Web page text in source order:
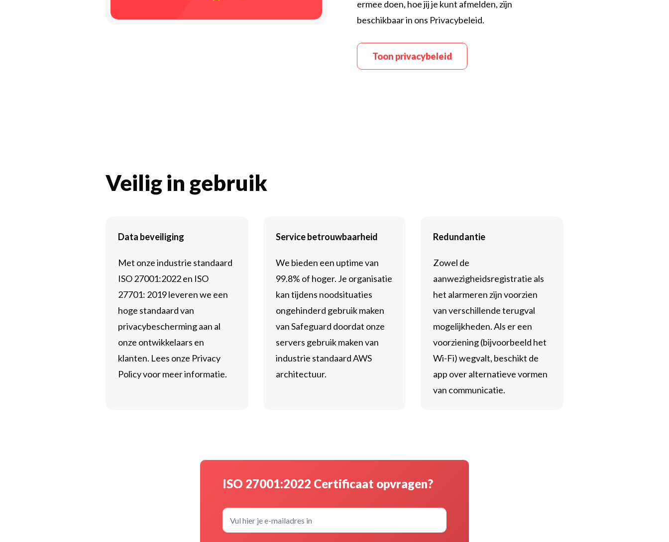
ermee doen, hoe jij je kunt afmelden, zijn
beschikbaar in ons Privacybeleid.
Toon privacybeleid
Veilig in gebruik
Data beveiliging
Met onze industrie standaard
ISO 27001:2022 en ISO
27701: 2019 leveren we een
hoge standaard van
privacybescherming aan al
onze ontwikkelaars en
klanten. Lees onze Privacy
Policy voor meer informatie.
Service betrouwbaarheid
We bieden een uptime van
99.8% of hoger. Je organisatie
kan tijdens noodsituaties
ongehinderd gebruik maken
van Safeguard doordat onze
servers gebruik maken van
industrie standaard AWS
architectuur.
Redundantie
Zowel de
aanwezigheidsregistratie als
het alarmeren zijn voorzien
van verschillende terugval
mogelijkheden. Als er een
voorziening (bijvoorbeeld het
Wi-Fi) wegvalt, beschikt de
app over alternatieve vormen
van communicatie.
ISO 27001:2022 Certificaat opvragen?